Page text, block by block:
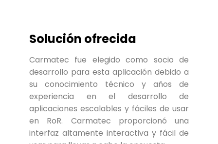
Solución ofrecida
Carmatec fue elegido como socio de
desarrollo para esta aplicación debido a
su conocimiento técnico y años de
experiencia en el desarrollo de
aplicaciones escalables y fáciles de usar
en RoR. Carmatec proporcionó una
interfaz altamente interactiva y fácil de